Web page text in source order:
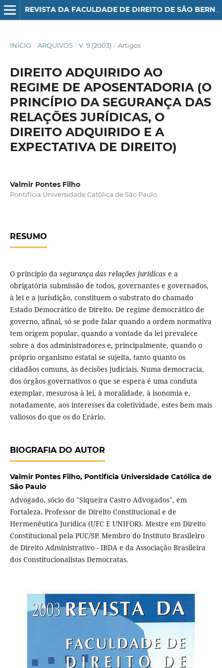
REVISTA DA FACULDADE DE DIREITO DE SÃO BERNARDO DO CAMPO
INÍCIO / ARQUIVOS / V. 9 (2003) / Artigos
DIREITO ADQUIRIDO AO
REGIME DE APOSENTADORIA (O
PRINCÍPIO DA SEGURANÇA DAS
RELAÇÕES JURÍDICAS, O
DIREITO ADQUIRIDO E A
EXPECTATIVA DE DIREITO)
Valmir Pontes Filho
Pontifícia Universidade Católica de São Paulo
RESUMO
O princípio da segurança das relações jurídicas e a
obrigatória submissão de todos, governantes e governados,
à lei e a jurisdição, constituem o substrato do chamado
Estado Democrático de Direito. De regime democrático de
governo, afinal, só se pode falar quando a ordem normativa
tem origem popular, quando a vontade da lei prevalece
sobre a dos administradores e, principalmente, quando o
próprio organismo estatal se sujeita, tanto quanto os
cidadãos comuns, às decisões judiciais. Numa democracia,
dos órgãos governativos o que se espera é uma conduta
exemplar, mesurosa à lei, à moralidade, à isonomia e,
notadamente, aos interesses da coletividade, estes bem mais
valiosos do que os do Erário.
BIOGRAFIA DO AUTOR
Valmir Pontes Filho, Pontifícia Universidade Católica de
São Paulo
Advogado, sócio do "Siqueira Castro Advogados", em
Fortaleza. Professor de Direito Constitucional e de
Hermenêutica Jurídica (UFC E UNIFOR). Mestre em Direito
Constitucional pela PUC/SP. Membro do Instituto Brasileiro
de Direito Administrativo - IBDA e da Associação Brasileira
dos Constitucionalistas Democratas.